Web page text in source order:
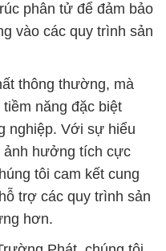
phân tử để đảm bảo
vào các quy trình sản
thông thường, mà
năng đặc biệt
nghiệp. Với sự hiểu
ảnh hưởng tích cực
tôi cam kết cung
trợ các quy trình sản
hơn.